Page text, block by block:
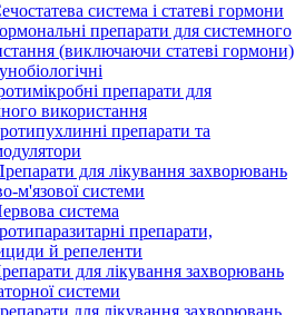
система і статеві гормони
препарати для системного
(виключаючи статеві гормони)
препарати для
використання
препарати та
для лікування захворювань
м'язової системи
система
препарати,
й репеленти
для лікування захворювань
системи
для лікування захворювань